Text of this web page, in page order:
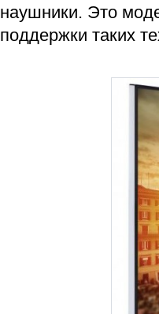
наушники. Это
поддержки таких